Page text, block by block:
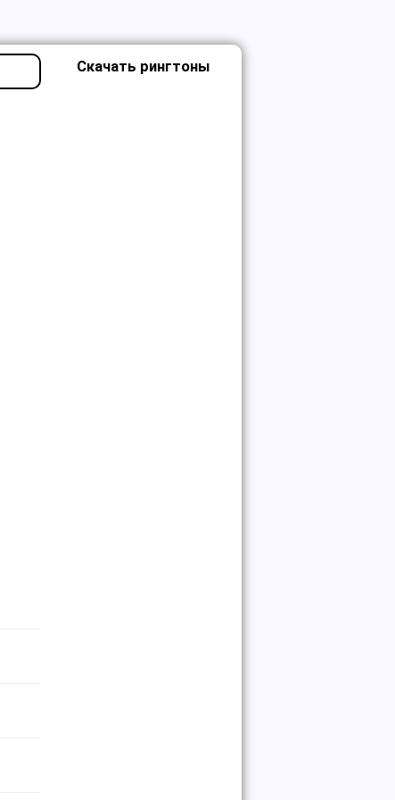
Скачать рингтоны